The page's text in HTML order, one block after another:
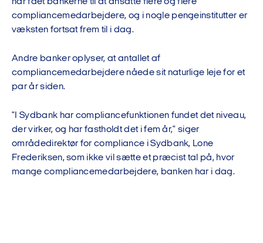
compliancemedarbejdere, og i nogle pengeinstitutter er
væksten fortsat frem til i dag.
Andre banker oplyser, at antallet af
compliancemedarbejdere nåede sit naturlige leje for et
par år siden.
"I Sydbank har compliancefunktionen fundet det niveau,
der virker, og har fastholdt det i fem år," siger
områdedirektør for compliance i Sydbank, Lone
Frederiksen, som ikke vil sætte et præcist tal på, hvor
mange compliancemedarbejdere, banken har i dag.